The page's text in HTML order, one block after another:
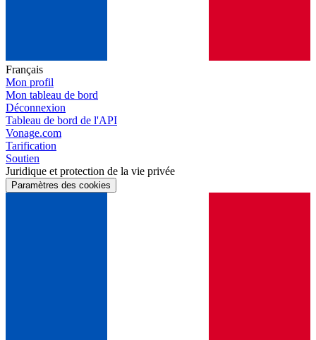
Français
Mon profil
Mon tableau de bord
Déconnexion
Tableau de bord de l'API
Vonage.com
Tarification
Soutien
Juridique et protection de la vie privée
Paramètres des cookies